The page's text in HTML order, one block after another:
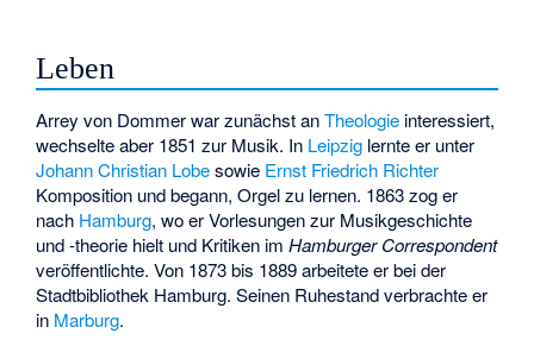
Leben
Arrey von Dommer war zunächst anTheologie interessiert,
wechselte aber 1851 zur Musik. In Leipzig lernte er unter
Johann Christian Lobesowie Ernst Friedrich Richter
Komposition und begann, Orgel zu lernen. 1863 zog er
nach Hamburg, wo er Vorlesungen zur Musikgeschichte
und -theorie hielt und Kritiken imHamburger Correspondent
veröffentlichte. Von 1873 bis 1889 arbeitete er bei der
Stadtbibliothek Hamburg. Seinen Ruhestand verbrachte er
in Marburg.